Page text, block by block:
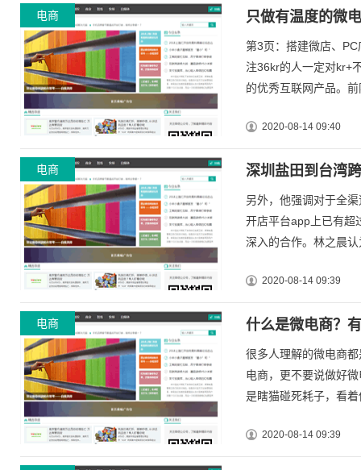
电商 只做有温度的微
第3页：搭建微店、
注36kr的人一定对kr+
的优秀互联网产品。
2020-08-14 09:40
电商 深圳盐田到台湾
另外，他强调对于全
开店平台app上已有超
深入的合作。林之晨
2020-08-14 09:39
电商 什么是微电商？
很多人理解的微电商
电商，更不要说做好
是瞎猫碰死耗子，看
2020-08-14 09:39